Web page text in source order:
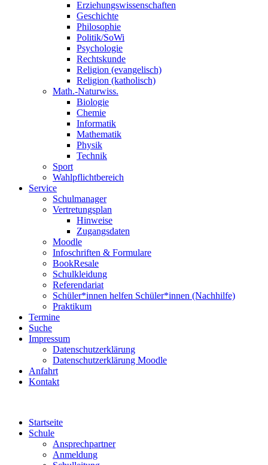
Erziehungswissenschaften
Geschichte
Philosophie
Politik/SoWi
Psychologie
Rechtskunde
Religion (evangelisch)
Religion (katholisch)
Math.-Naturwiss.
Biologie
Chemie
Informatik
Mathematik
Physik
Technik
Sport
Wahlpflichtbereich
Service
Schulmanager
Vertretungsplan
Hinweise
Zugangsdaten
Moodle
Infoschriften & Formulare
BookResale
Schulkleidung
Referendariat
Schüler*innen helfen Schüler*innen (Nachhilfe)
Praktikum
Termine
Suche
Impressum
Datenschutzerklärung
Datenschutzerklärung Moodle
Anfahrt
Kontakt
Startseite
Schule
Ansprechpartner
Anmeldung